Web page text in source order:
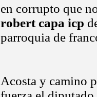
en corrupto que
robert capa icp
parroquia de
Acosta y camino